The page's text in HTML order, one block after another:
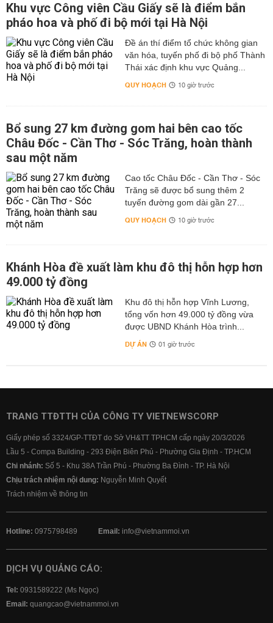
Khu vực Công viên Cầu Giấy sẽ là điểm bắn
pháo hoa và phố đi bộ mới tại Hà Nội
Đề án thí điểm tổ chức không gian
văn hóa, tuyến phố đi bộ phố Thành
Thái xác định khu vực Quảng...
QUY HOẠCH 10 giờ trước
Bổ sung 27 km đường gom hai bên cao tốc
Châu Đốc - Cần Thơ - Sóc Trăng, hoàn thành
sau một năm
Cao tốc Châu Đốc - Cần Thơ - Sóc
Trăng sẽ được bổ sung thêm 2
tuyến đường gom dài gần 27...
QUY HOẠCH 10 giờ trước
Khánh Hòa đề xuất làm khu đô thị hỗn hợp hơn
49.000 tỷ đồng
Khu đô thị hỗn hợp Vĩnh Lương,
tổng vốn hơn 49.000 tỷ đồng vừa
được UBND Khánh Hòa trình...
DỰ ÁN 01 giờ trước
TRANG TTĐTTH CỦA CÔNG TY VIETNEWSCORP
Giấy phép số 3324/GP-TTĐT do Sở VH&TT TPHCM cấp ngày 20/3/2026
Lầu 5 - Compa Building - 293 Điện Biên Phủ - Phường Gia Định - TP.HCM
Chi nhánh: Số 5 - Khu 38A Trần Phú - Phường Ba Đình - TP. Hà Nội
Chịu trách nhiệm nội dung: Nguyễn Minh Quyết
Trách nhiệm về thông tin
Hotline: 0975798489 Email: info@vietnammoi.vn
DỊCH VỤ QUẢNG CÁO:
Tel: 0931589222 (Ms Ngọc)
Email: quangcao@vietnammoi.vn